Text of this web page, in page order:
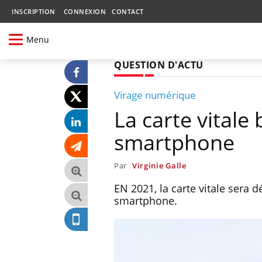
INSCRIPTION CONNEXION CONTACT
Menu
QUESTION D'ACTU
Virage numérique
La carte vitale
smartphone
Par Virginie Galle
EN 2021, la carte vitale sera
smartphone.